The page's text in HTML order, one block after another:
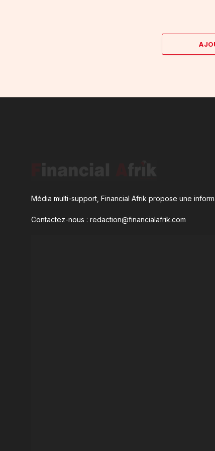
Média multi-support, Financial Afrik propose une
Contactez-nous : redaction@financialafrik.com